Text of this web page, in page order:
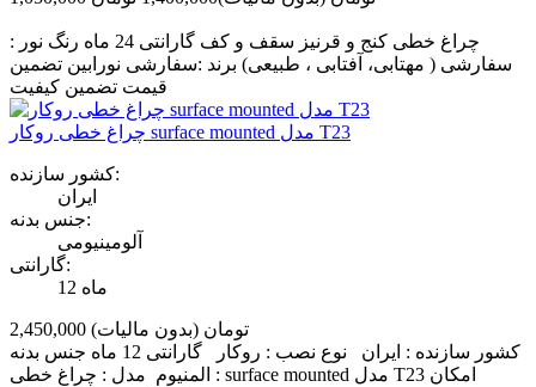
چراغ خطی کنج و قرنیز سقف و کف گارانتی 24 ماه رنگ نور :
سفارشی ( مهتابی، آفتابی ، طبیعی) برند :سفارشی نورابین تضمین
قیمت تضمین کیفیت
چراغ خطی روکار surface mounted مدل T23
کشور سازنده:
ایران
جنس بدنه:
آلومینیومی
گارانتی:
12 ماه
2,450,000 تومان (بدون مالیات)
کشور سازنده : ایران نوع نصب : روکار گارانتی 12 ماه جنس بدنه
: المنیوم مدل : چراغ خطی surface mounted مدل T23 امکان